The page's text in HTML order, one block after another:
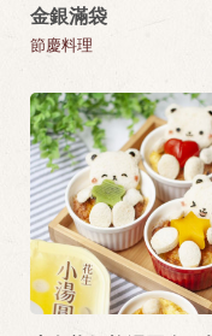
金銀滿袋
節慶料理